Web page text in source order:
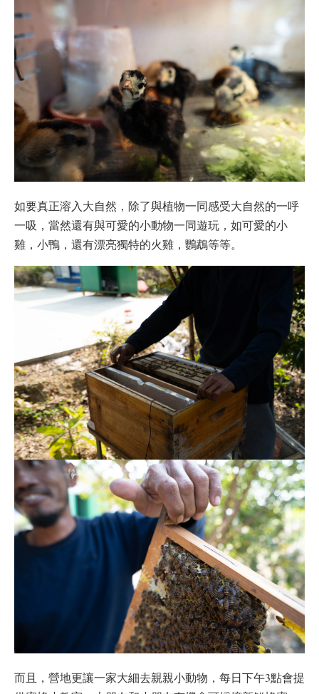
如要真正溶入大自然，除了與植物一同感受大自然的一呼
一吸，當然還有與可愛的小動物一同遊玩，如可愛的小
雞，小鴨，還有漂亮獨特的火雞，鸚鵡等等。
而且，營地更讓一家大細去親親小動物，每日下午3點會提